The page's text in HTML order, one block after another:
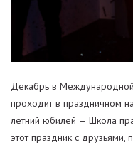
Декабрь в
проходит в праздничном
летний юбилей — Школа
этот праздник с друзьями,